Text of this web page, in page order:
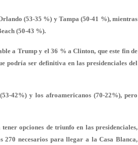
(53-35 %) y Tampa (50-41 %), mientras
(50-43 %).
a Trump y el 36 % a Clinton, que este fin de
podría ser definitiva en las presidenciales del
42%) y los afroamericanos (70-22%), pero
opciones de triunfo en las presidenciales,
270 necesarios para llegar a la Casa Blanca,